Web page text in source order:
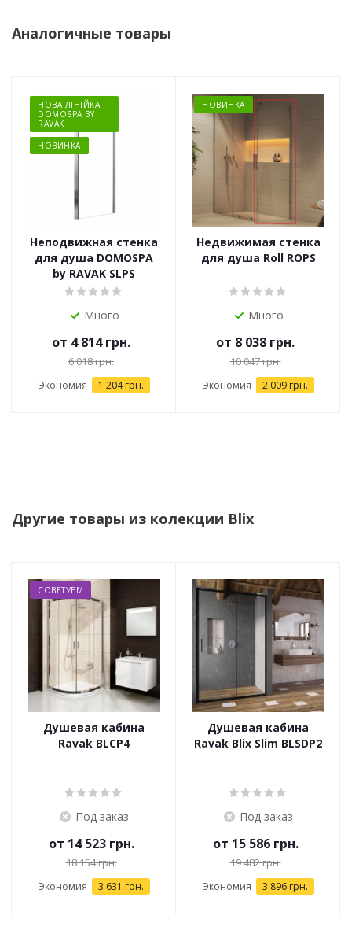
Аналогичные товары
НОВА ЛІНІЙКА
DOMOSPA BY
RAVAK
НОВИНКА
Неподвижная стенка
для душа DOMOSPA
by RAVAK SLPS
Много
от 4 814 грн.
6 018 грн.
Экономия 1 204 грн.
НОВИНКА
Недвижимая стенка
для душа Roll ROPS
Много
от 8 038 грн.
10 047 грн.
Экономия 2 009 грн.
Другие товары из колекции Blix
СОВЕТУЕМ
Душевая кабина
Ravak BLCP4
Под заказ
от 14 523 грн.
18 154 грн.
Экономия 3 631 грн.
Душевая кабина
Ravak Blix Slim BLSDP2
Под заказ
от 15 586 грн.
19 482 грн.
Экономия 3 896 грн.